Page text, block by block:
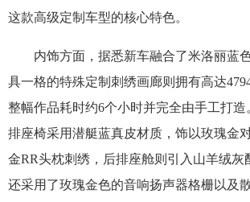
这款高级定制车型的核心特色。
内饰方面，据悉新车融合了米洛丽蓝
具一格的特殊定制刺绣画廊则拥有高达
整幅作品耗时约6个小时并完全由手工打
排座椅采用潜艇蓝真皮材质，饰以玫瑰金
金RR头枕刺绣，后排座舱则引入山羊绒灰
还采用了玫瑰金色的音响扬声器格栅以及